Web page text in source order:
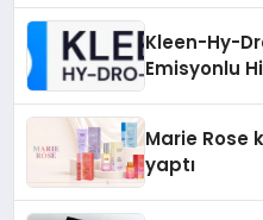
Kleen-Hy-
Emisyonlu
Marie Rose
yaptı